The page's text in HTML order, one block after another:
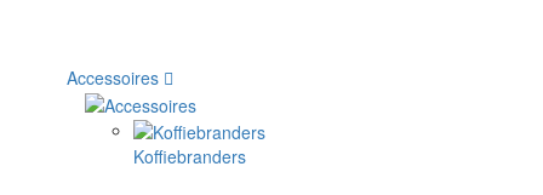
Accessoires
Koffiebranders